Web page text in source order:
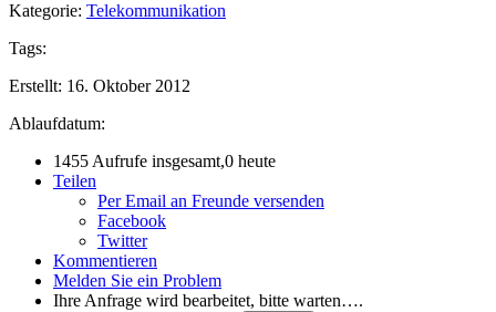
Kategorie: Telekommunikation
Tags:
Erstellt: 16. Oktober 2012
Ablaufdatum:
1455 Aufrufe insgesamt,0 heute
Teilen
Per Email an Freunde versenden
Facebook
Twitter
Kommentieren
Melden Sie ein Problem
Ihre Anfrage wird bearbeitet, bitte warten….